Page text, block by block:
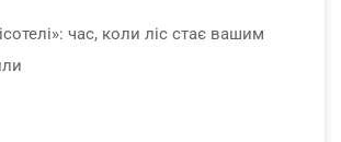
час, коли ліс стає вашим